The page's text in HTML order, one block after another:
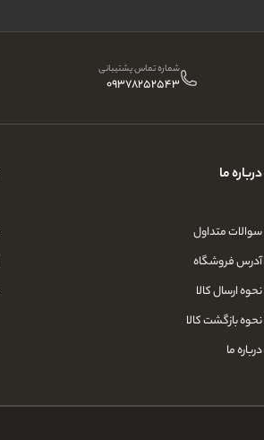
شماره تماس پشتیبانی
09378252543
درباره ما
سوالات متداول
آدرس فروشگاه
نحوه ارسال کالا
نحوه بازگشت کالا
درباره ما